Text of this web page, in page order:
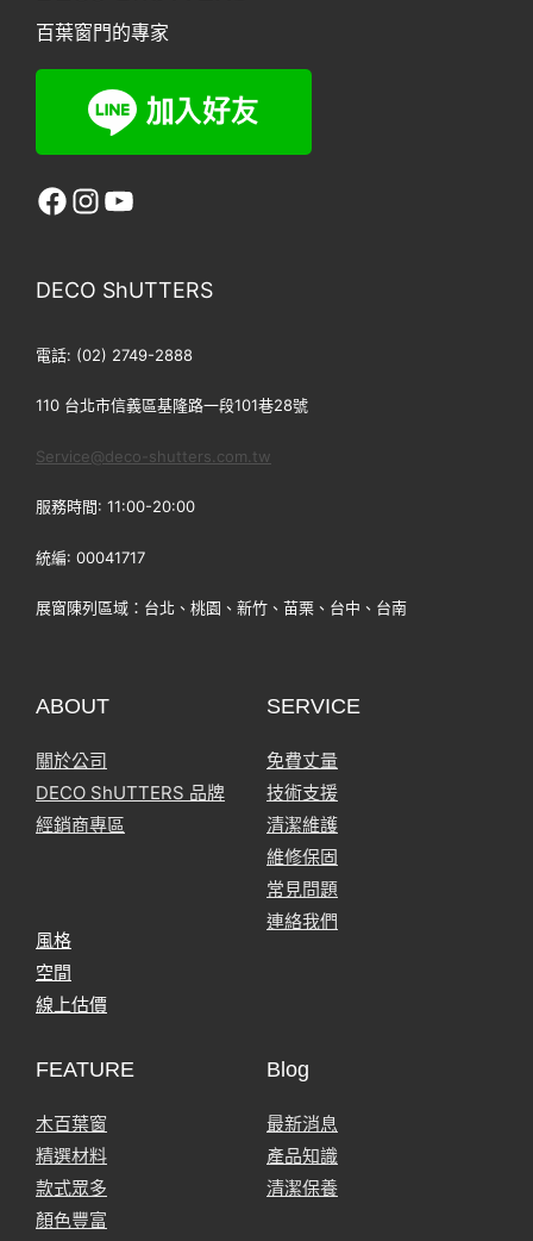
百葉窗門的專家
facebook
Instagram
YouTube
DECO ShUTTERS
電話: (02) 2749-2888
110 台北市信義區基隆路一段101巷28號
Service@deco-shutters.com.tw
服務時間: 11:00-20:00
統編: 00041717
展窗陳列區域：台北、桃園、新竹、苗栗、台中、台南
ABOUT
關於公司
DECO ShUTTERS 品牌
經銷商專區
風格
空間
線上估價
SERVICE
免費丈量
技術支援
清潔維護
維修保固
常見問題
連絡我們
FEATURE
木百葉窗
精選材料
款式眾多
顏色豐富
Blog
最新消息
產品知識
清潔保養